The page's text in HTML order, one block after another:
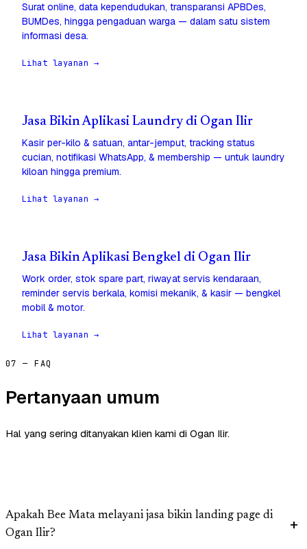
Surat online, data kependudukan, transparansi APBDes,
BUMDes, hingga pengaduan warga — dalam satu sistem
informasi desa.
Lihat layanan →
Jasa Bikin Aplikasi Laundry di Ogan Ilir
Kasir per-kilo & satuan, antar-jemput, tracking status
cucian, notifikasi WhatsApp, & membership — untuk laundry
kiloan hingga premium.
Lihat layanan →
Jasa Bikin Aplikasi Bengkel di Ogan Ilir
Work order, stok spare part, riwayat servis kendaraan,
reminder servis berkala, komisi mekanik, & kasir — bengkel
mobil & motor.
Lihat layanan →
07 — FAQ
Pertanyaan umum
Hal yang sering ditanyakan klien kami di Ogan Ilir.
Apakah Bee Mata melayani jasa bikin landing page di
Ogan Ilir?